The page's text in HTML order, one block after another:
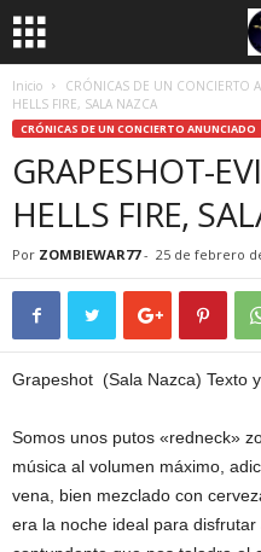
Inicio CRÓNICAS DE UN CONCIERTO
HELLS FIRE, SALA NAZCA
CRÓNICAS DE UN CONCIERTO ANUNCIADO
GRAPESHOT-
HELLS FIRE,
Por ZOMBIEWAR77- 25 de febrero
Grapeshot (Sala Nazca) Texto
Somos unos putos «redneck»
música al volumen máximo,
vena, bien mezclado con
era la noche ideal para